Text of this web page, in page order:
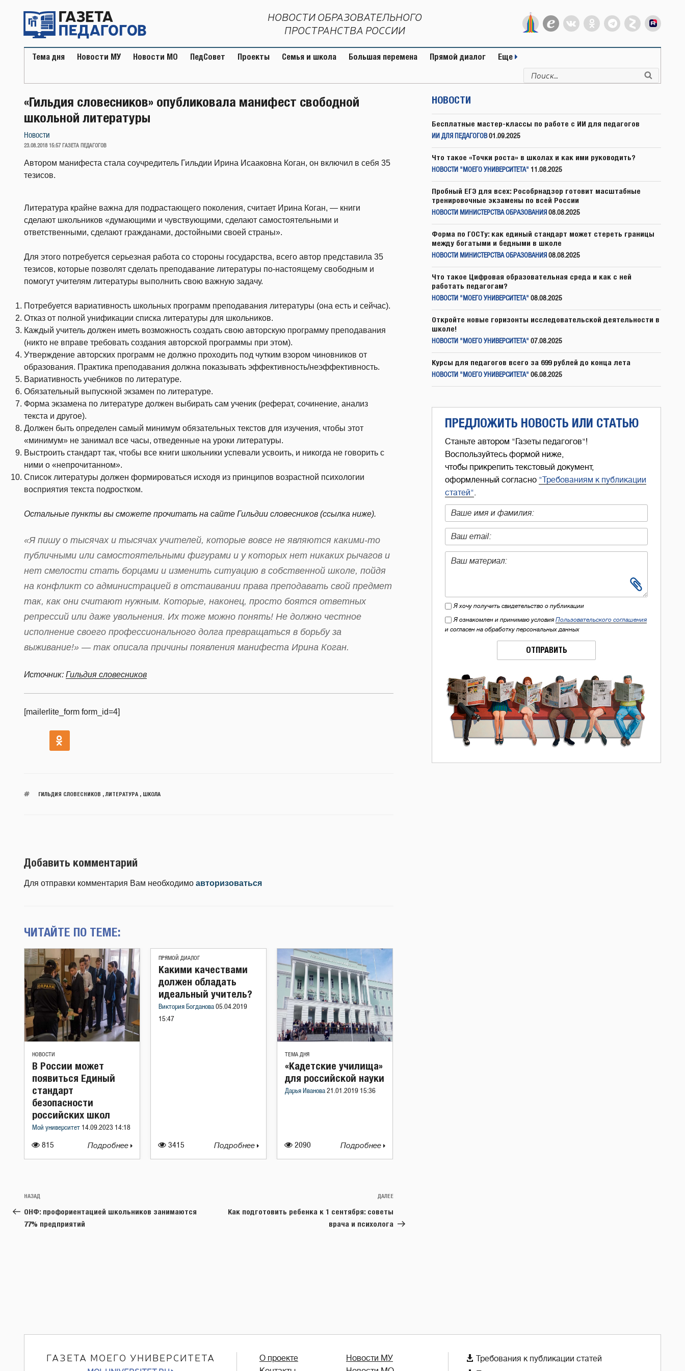
содержимому
НОВОСТИ ОБРАЗОВАТЕЛЬНОГО
ПРОСТРАНСТВА РОССИИ
Тема дня Новости МУ Новости МО ПедСовет Проекты Семья и школа Большая перемена Прямой диалог Еще
Искать:
«Гильдия словесников» опубликовала манифест свободной
школьной литературы
Новости
ОПУБЛИКОВАНО
23.08.2018 15:57 ГАЗЕТА ПЕДАГОГОВ
Автором манифеста стала соучредитель Гильдии Ирина Исааковна Коган, он включил в себя 35
тезисов.
Литература крайне важна для подрастающего поколения, считает Ирина Коган, — книги
сделают школьников «думающими и чувствующими, сделают самостоятельными и
ответственными, сделают гражданами, достойными своей страны».
Для этого потребуется серьезная работа со стороны государства, всего автор представила 35
тезисов, которые позволят сделать преподавание литературы по-настоящему свободным и
помогут учителям литературы выполнить свою важную задачу.
Потребуется вариативность школьных программ преподавания литературы (она есть и сейчас).
Отказ от полной унификации списка литературы для школьников.
Каждый учитель должен иметь возможность создать свою авторскую программу преподавания
(никто не вправе требовать создания авторской программы при этом).
Утверждение авторских программ не должно проходить под чутким взором чиновников от
образования. Практика преподавания должна показывать эффективность/неэффективность.
Вариативность учебников по литературе.
Обязательный выпускной экзамен по литературе.
Форма экзамена по литературе должен выбирать сам ученик (реферат, сочинение, анализ
текста и другое).
Должен быть определен самый минимум обязательных текстов для изучения, чтобы этот
«минимум» не занимал все часы, отведенные на уроки литературы.
Выстроить стандарт так, чтобы все книги школьники успевали усвоить, и никогда не говорить с
ними о «непрочитанном».
Список литературы должен формироваться исходя из принципов возрастной психологии
восприятия текста подростком.
Остальные пункты вы сможете прочитать на сайте Гильдии словесников (ссылка ниже).
«Я пишу о тысячах и тысячах учителей, которые вовсе не являются какими-то
публичными или самостоятельными фигурами и у которых нет никаких рычагов и
нет смелости стать борцами и изменить ситуацию в собственной школе, пойдя
на конфликт со администрацией в отстаивании права преподавать свой предмет
так, как они считают нужным. Которые, наконец, просто боятся ответных
репрессий или даже увольнения. Их тоже можно понять! Не должно честное
исполнение своего профессионального долга превращаться в борьбу за
выживание!» — так описала причины появления манифеста Ирина Коган.
Источник: Гильдия словесников
[mailerlite_form form_id=4]
ГИЛЬДИЯ СЛОВЕСНИКОВ ЛИТЕРАТУРА, ШКОЛА
Добавить комментарий
Для отправки комментария Вам необходимо авторизоваться
ЧИТАЙТЕ ПО ТЕМЕ:
НОВОСТИ
815
В России может
появиться Единый
стандарт
безопасности
российских школ
Мой университет 14.09.2023 14:18
Подробнее
ПРЯМОЙ ДИАЛОГ
3415
Какими качествами
должен обладать
идеальный учитель?
Виктория Богданова 05.04.2019
15:47
Подробнее
ТЕМА ДНЯ
2090
«Кадетские училища»
для российской науки
Дарья Иванова 21.01.2019 15:36
Подробнее
Навигация
по
записям
Предыдущая
запись:
НАЗАД
ОНФ: профориентацией школьников занимаются
77% предприятий
Следующая
ДАЛЕЕ
Как подготовить ребенка к 1 сентября: советы
врача и психолога
НОВОСТИ
Бесплатные мастер-классы по работе с ИИ для педагогов
ИИ ДЛЯ ПЕДАГОГОВ 01.09.2025
Что такое «Точки роста» в школах и как ими руководить?
НОВОСТИ "МОЕГО УНИВЕРСИТЕТА" 11.08.2025
Пробный ЕГЭ для всех: Рособрнадзор готовит масштабные
тренировочные экзамены по всей России
НОВОСТИ МИНИСТЕРСТВА ОБРАЗОВАНИЯ 08.08.2025
Форма по ГОСТу: как единый стандарт может стереть границы
между богатыми и бедными в школе
НОВОСТИ МИНИСТЕРСТВА ОБРАЗОВАНИЯ 08.08.2025
Что такое Цифровая образовательная среда и как с ней
работать педагогам?
НОВОСТИ "МОЕГО УНИВЕРСИТЕТА" 08.08.2025
Откройте новые горизонты исследовательской деятельности в
школе!
НОВОСТИ "МОЕГО УНИВЕРСИТЕТА" 07.08.2025
Курсы для педагогов всего за 699 рублей до конца лета
НОВОСТИ "МОЕГО УНИВЕРСИТЕТА" 06.08.2025
ПРЕДЛОЖИТЬ НОВОСТЬ ИЛИ СТАТЬЮ
Станьте автором "Газеты педагогов"!
Воспользуйтесь формой ниже,
чтобы прикрепить текстовый документ,
оформленный согласно "Требованиям к публикации
статей".
Я хочу получить свидетельство о публикации
Я ознакомлен и принимаю условия Пользовательского соглашения
и согласен на обработку персональных данных
ОТПРАВИТЬ
ГАЗЕТА МОЕГО УНИВЕРСИТЕТА
О проекте
Новости МУ
 Требования к публикации статей